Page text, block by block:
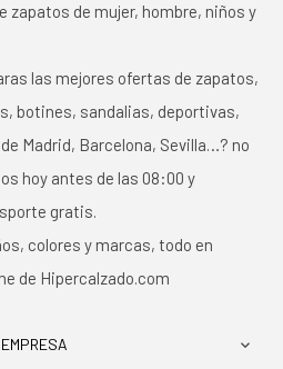
zapatos de mujer, hombre, niños y
las mejores ofertas de zapatos,
botines, sandalias, deportivas,
Madrid, Barcelona, Sevilla…? no
hoy antes de las 08:00 y
gratis.
colores y marcas, todo en
de Hipercalzado.com
EMPRESA 